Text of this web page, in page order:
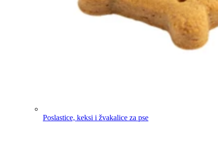
Poslastice, keksi i žvakalice za pse